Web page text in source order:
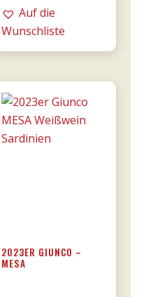
RISERVA
0,75l
Menge
Auf die
Wunschliste
2023ER GIUNCO –
MESA